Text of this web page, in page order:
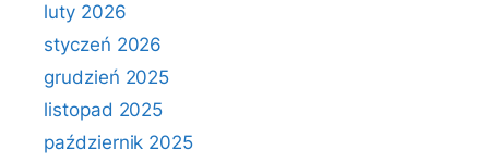
luty 2026
styczeń 2026
grudzień 2025
listopad 2025
październik 2025